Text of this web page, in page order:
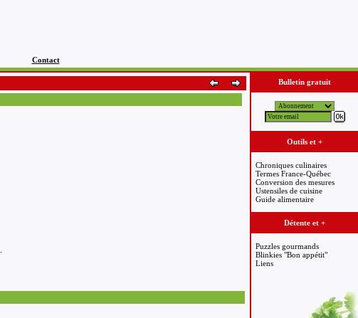
Contact
Bulletin gratuit
Outils et +
Chroniques culinaires
Termes France-Québec
Conversion des mesures
Ustensiles de cuisine
Guide alimentaire
Détente et +
Puzzles gourmands
Blinkies "Bon appétit"
Liens